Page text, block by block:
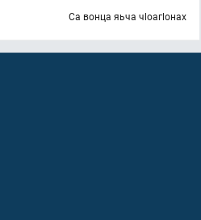
Са вонца яьча чlоагlонах